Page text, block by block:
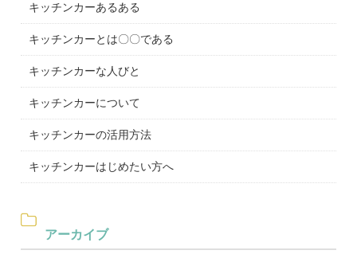
キッチンカーあるある
キッチンカーとは〇〇である
キッチンカーな人びと
キッチンカーについて
キッチンカーの活用方法
キッチンカーはじめたい方へ
アーカイブ